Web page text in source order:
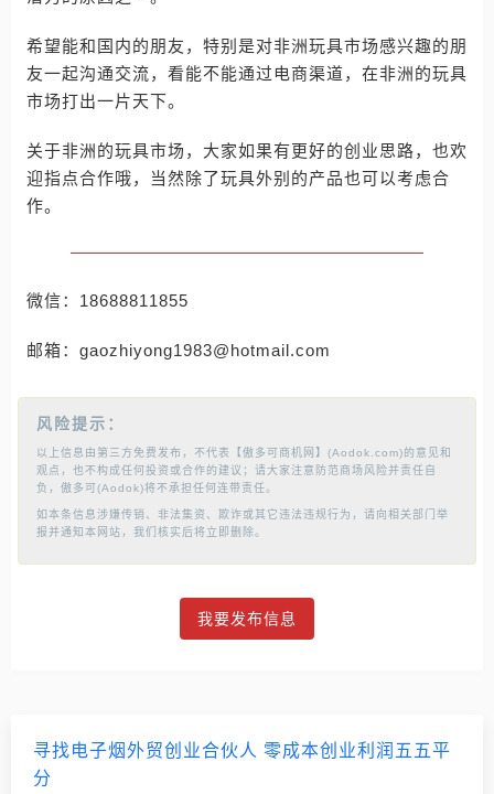
希望能和国内的朋友，特别是对非洲玩具市场感兴趣的朋
友一起沟通交流，看能不能通过电商渠道，在非洲的玩具
市场打出一片天下。
关于非洲的玩具市场，大家如果有更好的创业思路，也欢
迎指点合作哦，当然除了玩具外别的产品也可以考虑合
作。
微信：18688811855
邮箱：gaozhiyong1983@hotmail.com
风险提示：
以上信息由第三方免费发布，不代表【傲多可商机网】(Aodok.com)的意见和
观点，也不构成任何投资或合作的建议；请大家注意防范商场风险并责任自
负，傲多可(Aodok)将不承担任何连带责任。
如本条信息涉嫌传销、非法集资、欺诈或其它违法违规行为，请向相关部门举
报并通知本网站，我们核实后将立即删除。
我要发布信息
寻找电子烟外贸创业合伙人 零成本创业利润五五平
分